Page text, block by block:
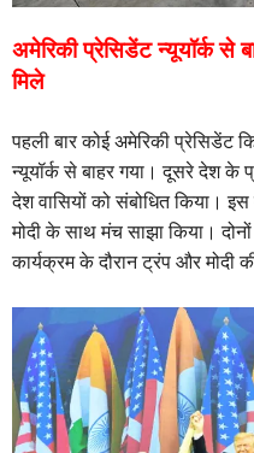
अमेरिकी प्रेसिडेंट न्यूयॉर्क से
मिले
पहली बार कोई अमेरिकी प्रेसिडेंट
न्यूयॉर्क से बाहर गया। दूसरे देश
देश वासियों को संबोधित किया।इस
मोदी के साथ मंच साझा किया।
कार्यक्रम के दौरान ट्रंप और मोदी